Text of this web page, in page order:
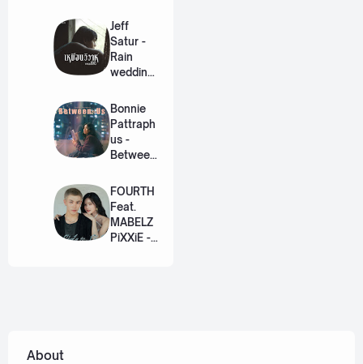
Lyric +
Eng]
Jeff
Satur -
Rain
wedding
วิวาห์)
Ost. The
Paradise
of Thorns
Lyric +
Eng]
Bonnie
Pattraph
us -
Between
US The
Series
[Romaniz
ation
FOURTH
Feat.
MABELZ
PiXXiE -
About